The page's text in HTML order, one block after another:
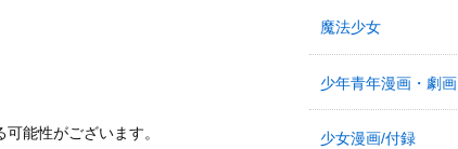
能性がございます。
魔法少女
少年青年漫画・劇画
少女漫画/付録